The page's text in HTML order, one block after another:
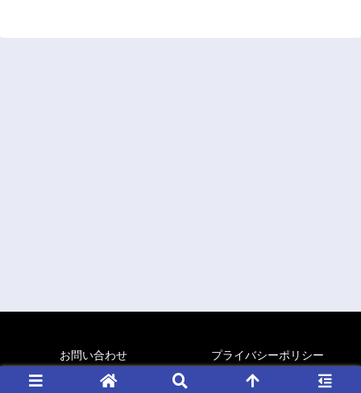
お問い合わせ プライバシーポリシー
Copyright © 2015-2026 ごくろぐ All Rights Reserved.